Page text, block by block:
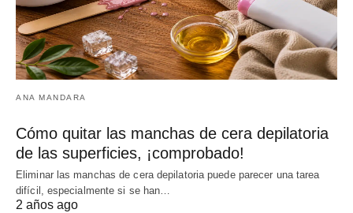
ANA MANDARA
Cómo quitar las manchas de cera depilatoria
de las superficies, ¡comprobado!
Eliminar las manchas de cera depilatoria puede parecer una tarea
difícil, especialmente si se han…
2 años ago